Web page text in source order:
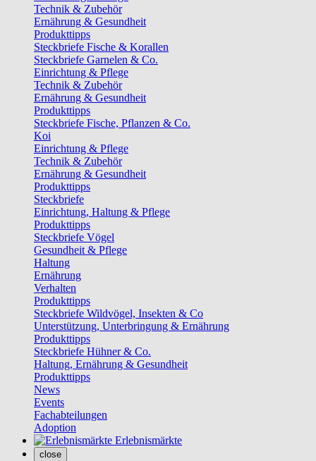
Technik & Zubehör
Ernährung & Gesundheit
Produkttipps
Steckbriefe Fische & Korallen
Steckbriefe Garnelen & Co.
Einrichtung & Pflege
Technik & Zubehör
Ernährung & Gesundheit
Produkttipps
Steckbriefe Fische, Pflanzen & Co.
Koi
Einrichtung & Pflege
Technik & Zubehör
Ernährung & Gesundheit
Produkttipps
Steckbriefe
Einrichtung, Haltung & Pflege
Produkttipps
Steckbriefe Vögel
Gesundheit & Pflege
Haltung
Ernährung
Verhalten
Produkttipps
Steckbriefe Wildvögel, Insekten & Co
Unterstützung, Unterbringung & Ernährung
Produkttipps
Steckbriefe Hühner & Co.
Haltung, Ernährung & Gesundheit
Produkttipps
News
Events
Fachabteilungen
Adoption
Erlebnismärkte
close